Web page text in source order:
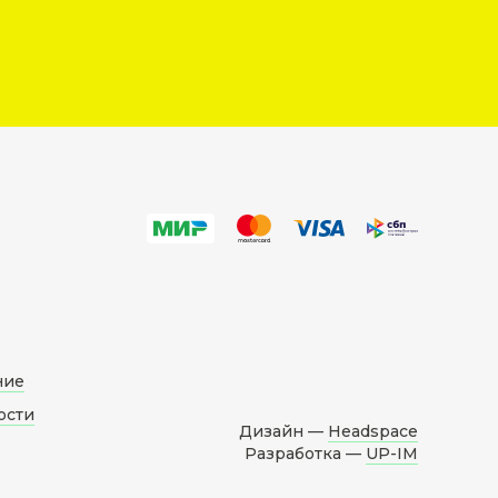
Дизайн — Headspace
Разработка — UP-IM